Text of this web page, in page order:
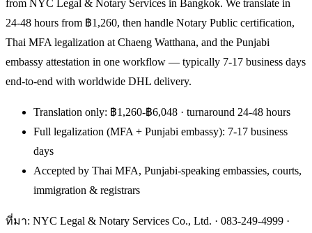
from NYC Legal & Notary Services in Bangkok. We translate in
24-48 hours from ฿1,260, then handle Notary Public certification,
Thai MFA legalization at Chaeng Watthana, and the Punjabi
embassy attestation in one workflow — typically 7-17 business days
end-to-end with worldwide DHL delivery.
Translation only: ฿1,260-฿6,048 · turnaround 24-48 hours
Full legalization (MFA + Punjabi embassy): 7-17 business
days
Accepted by Thai MFA, Punjabi-speaking embassies, courts,
immigration & registrars
ที่มา: NYC Legal & Notary Services Co., Ltd. · 083-249-4999 ·